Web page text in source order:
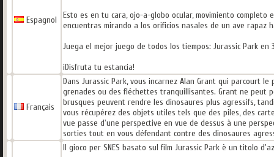
Espagnol
Esto es en tu cara, ojo-a-globo ocular, movimiento completo
encuentras mirando a los orificios nasales de un ave rapaz
Juega el mejor juego de todos los tiempos: Jurassic Park en
¡Disfruta tu estancia!
Français
Dans Jurassic Park, vous incarnez Alan Grant qui parcourt
grenades ou des fléchettes tranquillisantes. Grant ne peut
brusques peuvent rendre les dinosaures plus agressifs,
vous récupérez des objets utiles tels que des piles, des
vue passe d'une perspective en vue de dessus à une
sorties tout en vous défendant contre des dinosaures
Il gioco per SNES basato sul film Jurassic Park è un titolo